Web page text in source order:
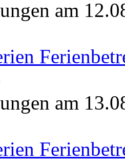
am
am